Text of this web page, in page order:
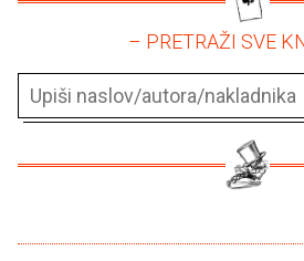
– PRETRAŽI SVE